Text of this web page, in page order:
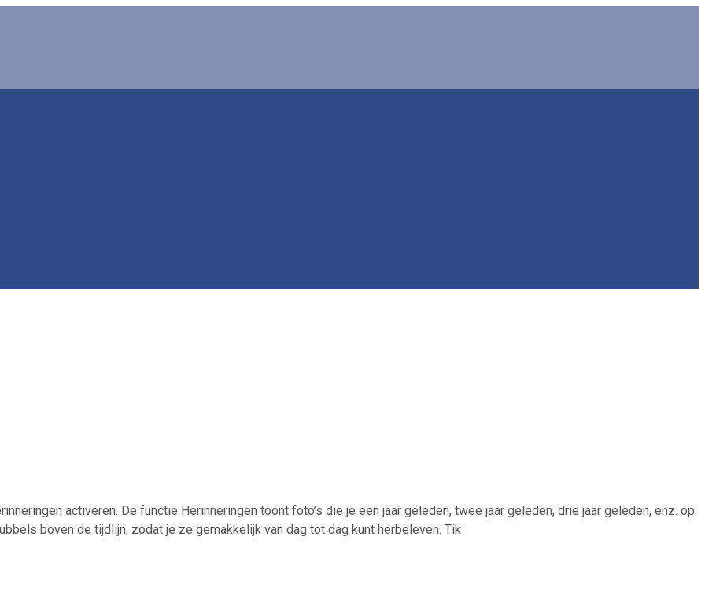
activeren. De functie Herinneringen toont foto’s die je een jaar geleden, twee jaar geleden, drie jaar geleden, enz. op
boven de tijdlijn, zodat je ze gemakkelijk van dag tot dag kunt herbeleven. Tik